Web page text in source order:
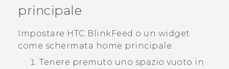
VIVERSE
ASSISTENZA
Accessori e dispositivi HTC
principale
Impostare HTC BlinkFeed o un widget
come schermata home principale.
Tenere premuto uno spazio vuoto in